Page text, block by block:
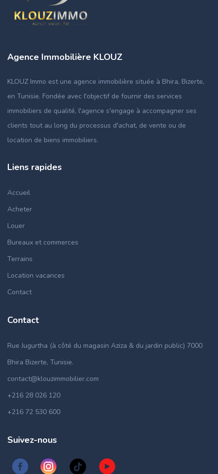
Agence Immobilière KLOUZ
KLOUZ Immo est une agence immobilière située à Bhira, Bizerte,
en Tunisie. Fondée avec l'objectif de fournir des services
immobiliers de qualité, l'agence s'engage à accompagner ses
clients tout au long du processus d'achat, de vente ou de
location de biens immobiliers.
Liens rapides
Accueil
Acheter
Louer
Bureaux et commerces
Terrains
Location vacances
Contact
Contact
Rue Jugurtha (à côté du magasin Aziza & du jardin public) 7000
Bhira Bizerte, Tunisie.
contact@klouzimmobilier.com
+216 28 026 120
+216 72 530 600
Suivez-nous